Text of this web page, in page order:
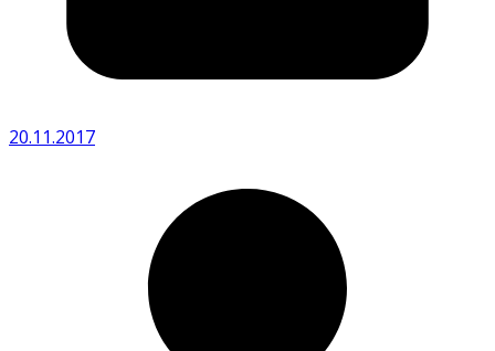
20.11.2017